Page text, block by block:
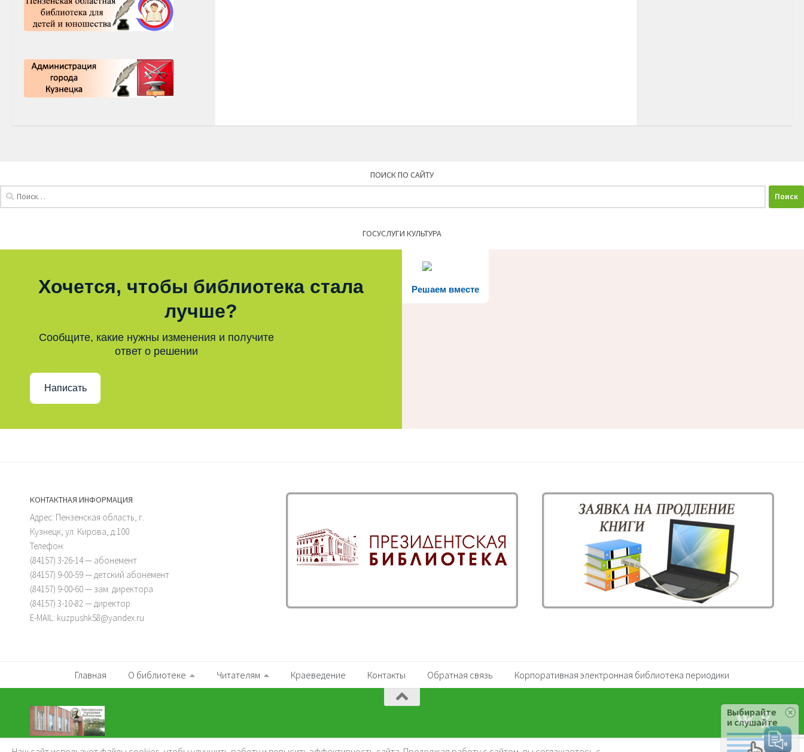
ПОИСК ПО САЙТУ
ГОСУСЛУГИ КУЛЬТУРА
Решаем вместе
Хочется, чтобы библиотека стала
лучше?
Сообщите, какие нужны изменения и получите
ответ о решении
Написать
КОНТАКТНАЯ ИНФОРМАЦИЯ
Адрес: Пензенская область, г.
Кузнецк, ул. Кирова, д.100
Телефон:
(84157) 3-26-14 — абонемент
(84157) 9-00-59 — детский абонемент
(84157) 9-00-60 — зам. директора
(84157) 3-10-82 — директор
E-MAIL: kuzpushk58@yandex.ru
Главная О библиотеке Читателям Краеведение Контакты Обратная связь Корпоративная электронная библиотека периодики
Выбирайте
и слушайте